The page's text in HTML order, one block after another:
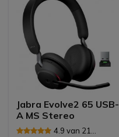
Jabra Evolve2 65 USB-
A MS Stereo
4.9 van 21